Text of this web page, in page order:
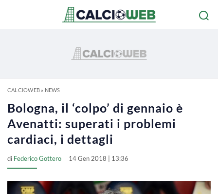
CALCIOWEB» NEWS
Bologna, il ‘colpo’ di gennaio è
Avenatti: superati i problemi
cardiaci, i dettagli
di Federico Gottero 14 Gen 2018 | 13:36